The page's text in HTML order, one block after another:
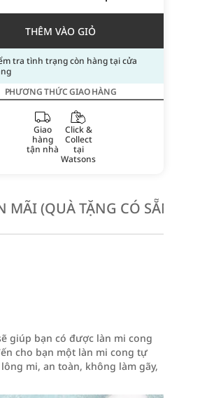
THÊM VÀO GIỎ
tra tình trạng còn hàng tại cửa
PHƯƠNG THỨC GIAO HÀNG
Giao
hàng
tận nhà
Click &
Collect
tại
Watsons
MÃI (QUÀ TẶNG CÓ SẴN
giúp bạn có được làn mi cong
cho bạn một làn mi cong tự
mi, an toàn, không làm gãy,